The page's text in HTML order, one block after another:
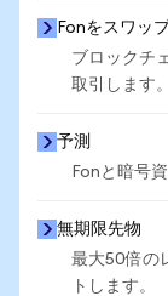
Fonをスワップ
ブロックチ
取引します。
予測
Fonと暗号
無期限先物
最大50倍の
トします。